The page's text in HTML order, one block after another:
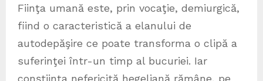
Fiinţa umană este, prin vocaţie, demiurgică,
fiind o caracteristică a elanului de
autodepăşire ce poate transforma o clipă a
suferinţei într-un timp al bucuriei. Iar
conştiinţa nefericită hegeliană rămâne, pe